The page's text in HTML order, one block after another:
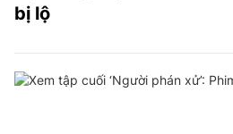
bị lộ